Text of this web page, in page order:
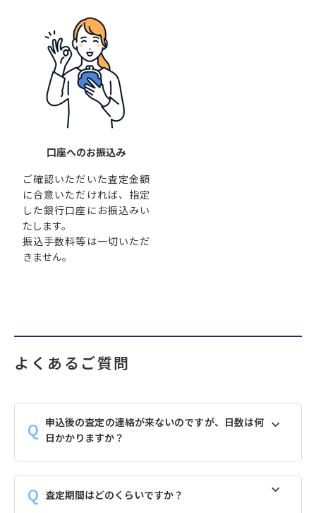
口座へのお振込み
ご確認いただいた査定金額
に合意いただければ、指定
した銀行口座にお振込みい
たします。
振込手数料等は一切いただ
きません。
よくあるご質問
申込後の査定の連絡が来ないのですが、日数は何
日かかりますか？
査定期間はどのくらいですか？